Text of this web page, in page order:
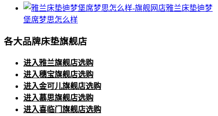
雅兰床垫迪梦
堡席梦思怎么样
各大品牌床垫旗舰店
进入雅兰旗舰店选购
进入穗宝旗舰店选购
进入金可儿旗舰店选购
进入慕思旗舰店选购
进入喜临门旗舰店选购